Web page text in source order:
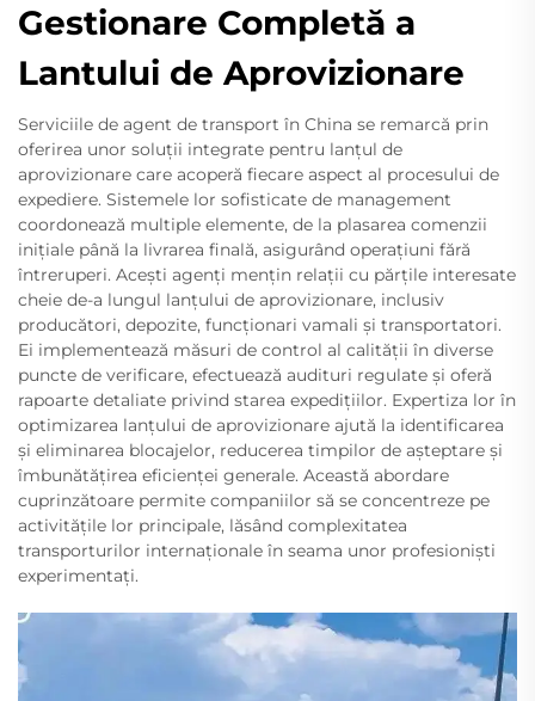
Gestionare Completă a
Lantului de Aprovizionare
Serviciile de agent de transport în China se remarcă prin
oferirea unor soluții integrate pentru lanțul de
aprovizionare care acoperă fiecare aspect al procesului de
expediere. Sistemele lor sofisticate de management
coordonează multiple elemente, de la plasarea comenzii
inițiale până la livrarea finală, asigurând operațiuni fără
întreruperi. Acești agenți mențin relații cu părțile interesate
cheie de-a lungul lanțului de aprovizionare, inclusiv
producători, depozite, funcționari vamali și transportatori.
Ei implementează măsuri de control al calității în diverse
puncte de verificare, efectuează audituri regulate și oferă
rapoarte detaliate privind starea expedițiilor. Expertiza lor în
optimizarea lanțului de aprovizionare ajută la identificarea
și eliminarea blocajelor, reducerea timpilor de așteptare și
îmbunătățirea eficienței generale. Această abordare
cuprinzătoare permite companiilor să se concentreze pe
activitățile lor principale, lăsând complexitatea
transporturilor internaționale în seama unor profesioniști
experimentați.